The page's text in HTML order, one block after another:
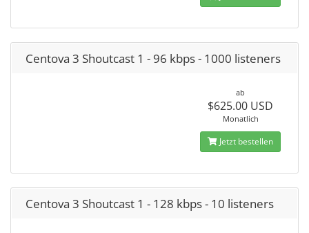
Centova 3 Shoutcast 1 - 96 kbps - 1000 listeners
ab
$625.00 USD
Monatlich
Jetzt bestellen
Centova 3 Shoutcast 1 - 128 kbps - 10 listeners